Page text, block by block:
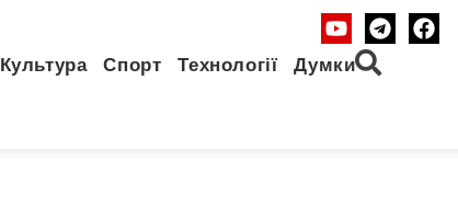
Культура Спорт Технології Думки